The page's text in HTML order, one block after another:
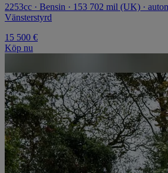
2253cc · Bensin · 153 702 mil (UK) ·
Vänsterstyrd
15 500 €
Köp nu